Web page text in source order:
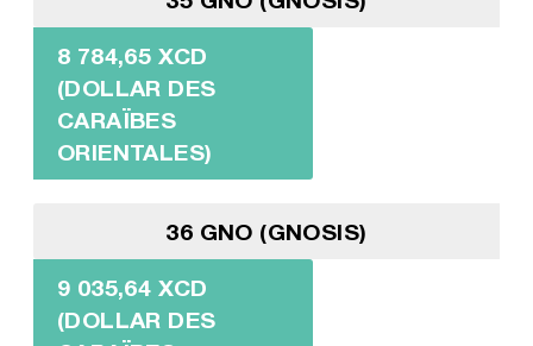
8 784,65 XCD
(DOLLAR DES
CARAÏBES
ORIENTALES)
36 GNO (GNOSIS)
9 035,64 XCD
(DOLLAR DES